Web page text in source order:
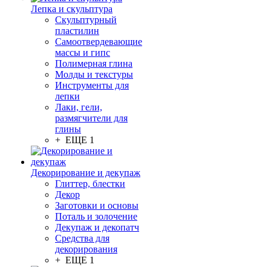
Лепка и скульптура
Скульптурный
пластилин
Самоотвердевающие
массы и гипс
Полимерная глина
Молды и текстуры
Инструменты для
лепки
Лаки, гели,
размягчители для
глины
+ ЕЩЕ 1
Декорирование и декупаж
Глиттер, блестки
Декор
Заготовки и основы
Поталь и золочение
Декупаж и декопатч
Средства для
декорирования
+ ЕЩЕ 1